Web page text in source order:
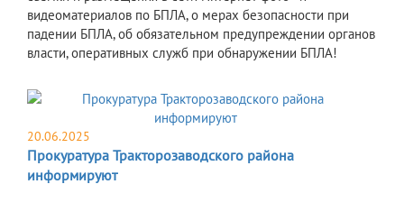
видеоматериалов по БПЛА, о мерах безопасности при
падении БПЛА, об обязательном предупреждении органов
власти, оперативных служб при обнаружении БПЛА!
20.06.2025
Прокуратура Тракторозаводского района
информируют